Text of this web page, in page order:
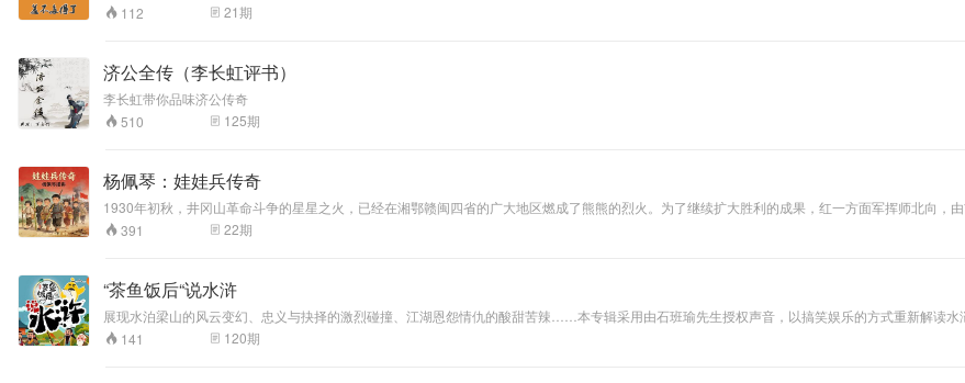
112
21期
济公全传（李长虹评书）
李长虹带你品味济公传奇
510
125期
杨佩琴：娃娃兵传奇
1930年初秋，井冈山革命斗争的星星之火，已经在湘鄂赣闽四省的广大地区燃成了熊熊的烈火。为了继续扩大胜利的成果，红一方面军挥师北向，
山村，名叫龙岩村。红军虽然在这里仅住了六、七天时间，但播下了革命的火种，使这个山村发生了翻天覆地的变化………
391 22期
“茶鱼饭后“说水浒
展现水泊梁山的风云变幻、忠义与抉择的激烈碰撞、江湖恩怨情仇的酸甜苦辣……本专辑采用由石班瑜先生授权声音，以搞笑娱乐的方式重新解读水
141
120期